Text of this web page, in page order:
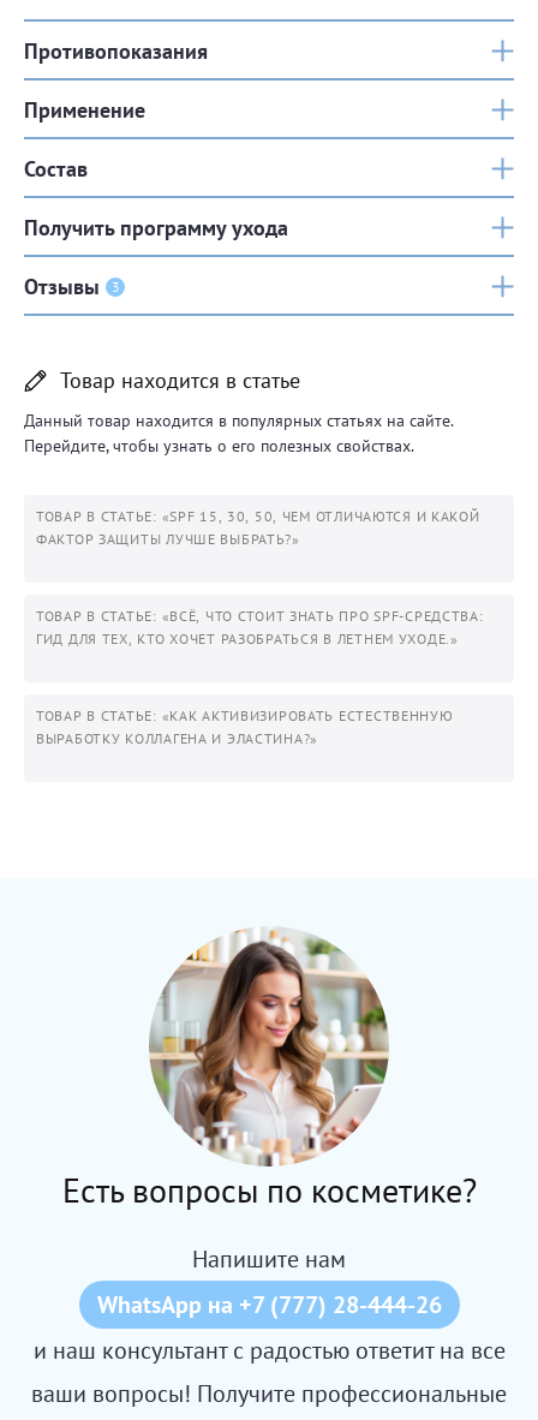
Противопоказания
Применение
Состав
Получить программу ухода
Отзывы 3
Товар находится в статье
Данный товар находится в популярных статьях на сайте.
Перейдите, чтобы узнать о его полезных свойствах.
ТОВАР В СТАТЬЕ: «SPF 15, 30, 50, ЧЕМ ОТЛИЧАЮТСЯ И КАКОЙ
ФАКТОР ЗАЩИТЫ ЛУЧШЕ ВЫБРАТЬ?»
ТОВАР В СТАТЬЕ: «ВСЁ, ЧТО СТОИТ ЗНАТЬ ПРО SPF-СРЕДСТВА:
ГИД ДЛЯ ТЕХ, КТО ХОЧЕТ РАЗОБРАТЬСЯ В ЛЕТНЕМ УХОДЕ.»
ТОВАР В СТАТЬЕ: «КАК АКТИВИЗИРОВАТЬ ЕСТЕСТВЕННУЮ
ВЫРАБОТКУ КОЛЛАГЕНА И ЭЛАСТИНА?»
Есть вопросы по косметике?
Напишите нам
WhatsApp на +7 (777) 28-444-26
и наш консультант с радостью ответит на все
ваши вопросы! Получите профессиональные